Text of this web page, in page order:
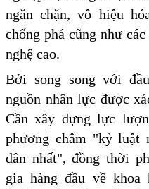
ngăn chặn, vô hiệu
chống phá cũng như
nghệ cao.
Bởi song song với
nguồn nhân lực được
Cần xây dựng lực
phương châm "kỷ luật
dân nhất", đồng thời
gia hàng đầu về khoa